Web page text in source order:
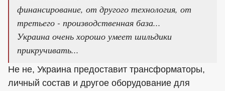
финансирование, от другого технология, от
третьего - производственная база...
Украина очень хорошо умеет шильдики
прикручивать...
Не не, Украина предоставит трансформаторы,
личный состав и другое оборудование для